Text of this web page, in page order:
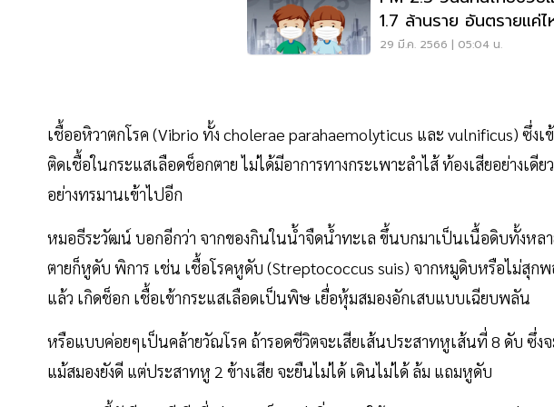
1.7 ล้านราย อันตรายแค่ไ
29 มี.ค. 2566 | 05:04 น.
เชื้ออหิวาตกโรค (Vibrio ทั้ง cholerae parahaemolyticus และ vulnificus) ซึ่งเ
ติดเชื้อในกระแสเลือดช็อกตาย ไม่ได้มีอาการทางกระเพาะลำไส้ ท้องเสียอย่างเดี
อย่างทรมานเข้าไปอีก
หมอธีระวัฒน์ บอกอีกว่า จากของกินในน้ำจืดน้ำทะเล ขึ้นบกมาเป็นเนื้อดิบทั้งหล
ตายก็หูดับ พิการ เช่น เชื้อโรคหูดับ (Streptococcus suis) จากหมูดิบหรือไม่สุก
แล้ว เกิดช็อก เชื้อเข้ากระแสเลือดเป็นพิษ เยื่อหุ้มสมองอักเสบแบบเฉียบพลัน
หรือแบบค่อยๆเป็นคล้ายวัณโรค ถ้ารอดชีวิตจะเสียเส้นประสาทหูเส้นที่ 8 ดับ ซึ่ง
แม้สมองยังดี แต่ประสาทหู 2 ข้างเสีย จะยืนไม่ได้ เดินไม่ได้ ล้ม แถมหูดับ